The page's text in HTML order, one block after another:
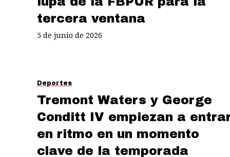
tercera ventana
5 de junio de 2026
Deportes
Tremont Waters y George
Conditt IV empiezan a
en ritmo en un momento
clave de la temporada